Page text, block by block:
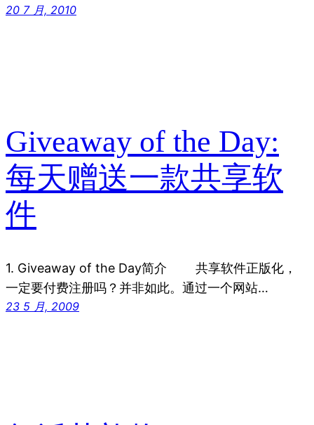
20 7 月, 2010
Giveaway of the Day:
每天赠送一款共享软
件
1. Giveaway of the Day简介 共享软件正版化，
一定要付费注册吗？并非如此。通过一个网站…
23 5 月, 2009